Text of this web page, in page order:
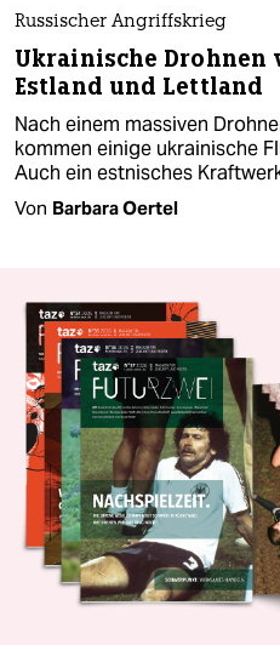
Russischer Angriffskrieg
Ukrainische Drohnen
Estland und Lettland
Nach einem massiven
kommen einige ukrainische
Auch ein estnisches
Von Barbara Oertel